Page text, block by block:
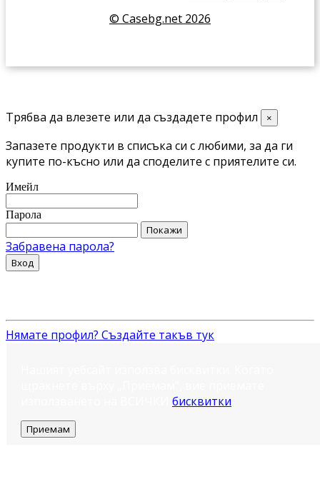
© Casebg.net 2026
Трябва да влезете или да създадете профил ×
Запазете продукти в списъка си с любими, за да ги
купите по-късно или да споделите с приятелите си.
Имейл
Парола
Покажи
Забравена парола?
Вход
Нямате профил? Създайте такъв тук
бисквитки
Приемам